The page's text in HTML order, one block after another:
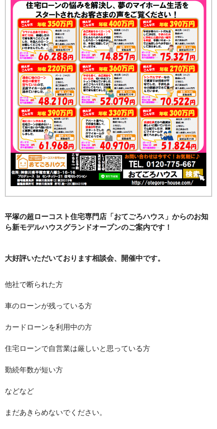
平塚の超ローコスト住宅専門店「おてごろハウス」からのお知
ら新モデルハウスグランドオープンのご案内です！
大好評いただいております相談会、開催中です。
他社で断られた方
車のローンが残っている方
カードローンを利用中の方
住宅ローンで自営業は厳しいと思っている方
勤続年数が短い方
などなど
まだあきらめないでください。